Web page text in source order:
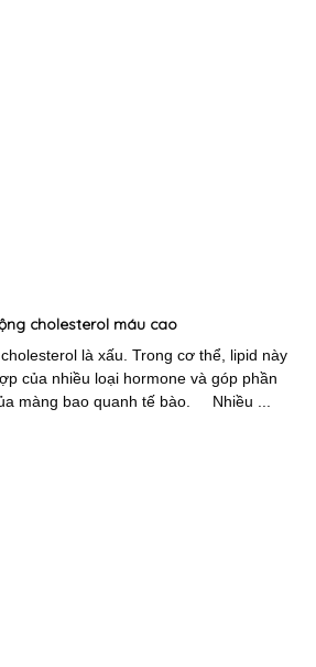
cholesterol máu cao
là xấu. Trong cơ thể, lipid này
của nhiều loại hormone và góp phần
màng bao quanh tế bào. Nhiều ...